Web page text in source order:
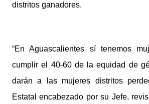
distritos ganadores.
“En Aguascalientes sí tenemos
cumplir el 40-60 de la equidad de
darán a las mujeres distritos
Estatal encabezado por su Jefe,